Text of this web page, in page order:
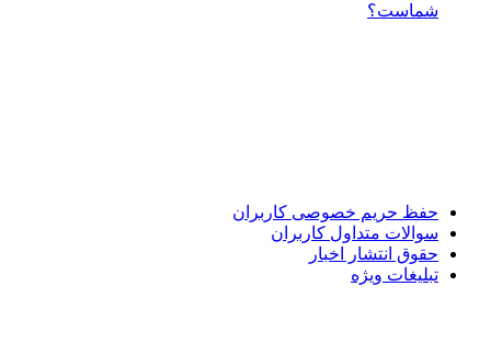
شماست؟
حفظ حریم خصوصی کاربران
سوالات متداول کاربران
حقوق انتشار اخبار
تبلیغات ویژه